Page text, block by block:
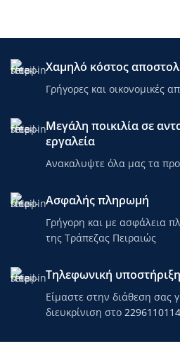
Χαμηλό κόστος
Γρήγορες και οικονομικές
Μεγάλη ποικιλία σε
εργαλεία
Ανακαλυψτε όλα μας τα
Ασφαλής πληρωμή
Γρήγορη και με ασφάλεια
της Τράπεζας Πειραιώς
Τηλεφωνική υποστήριξη
Είμαστε στην διάθεση σας
διευκρίνιση στο 2296110114